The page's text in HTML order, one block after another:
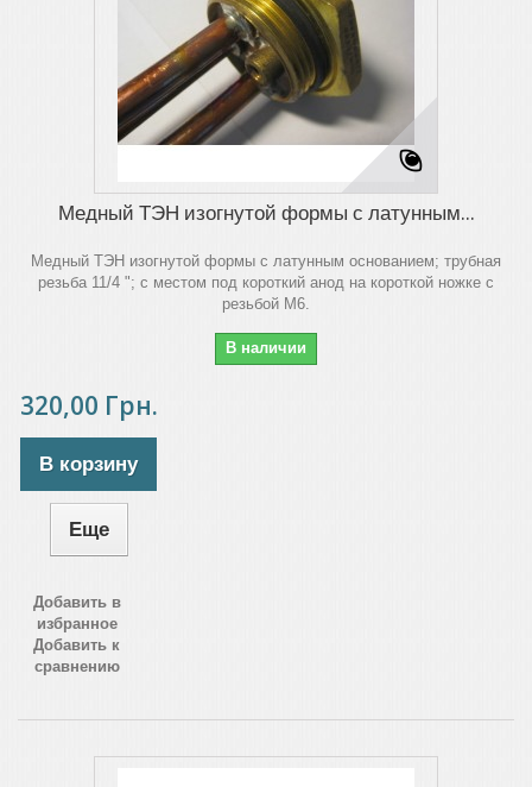
Медный ТЭН изогнутой формы с латунным...
Медный ТЭН изогнутой формы с латунным основанием; трубная
резьба 11/4 "; с местом под короткий анод на короткой ножке с
резьбой М6.
В наличии
320,00 Грн.
В корзину
Еще
Добавить в
избранное
Добавить к
сравнению